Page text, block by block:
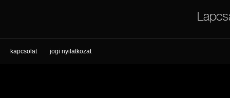
kapcsolat jogi nyilatkozat